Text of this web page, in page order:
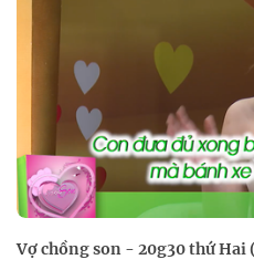
Vợ chồng son - 20g30 thứ Hai